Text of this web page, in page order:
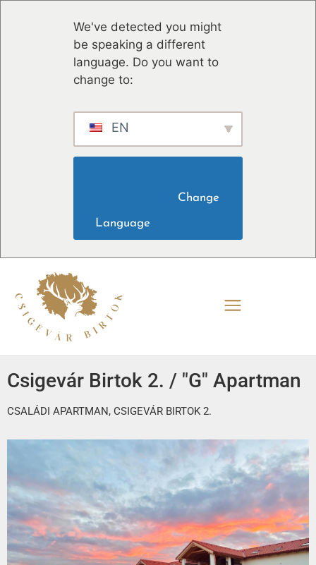
We've detected you might
be speaking a different
language. Do you want to
change to:
EN
Language
Csigevár Birtok 2. / "G" Apartman
CSALÁDI APARTMAN, CSIGEVÁR BIRTOK 2.